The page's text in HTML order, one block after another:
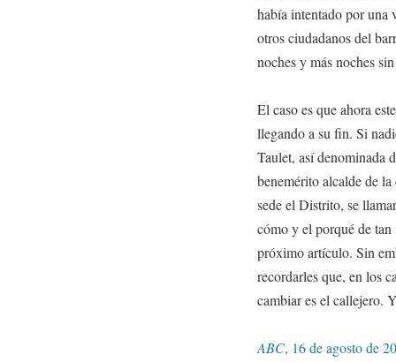
había intentado por una
otros ciudadanos del
noches y más noches
El caso es que ahora
llegando a su fin. Si
Taulet, así denominada
benemérito alcalde de
sede el Distrito, se
cómo y el porqué de
próximo artículo. Sin
recordarles que, en los
cambiar es el callejero.
ABC, 16 de agosto de